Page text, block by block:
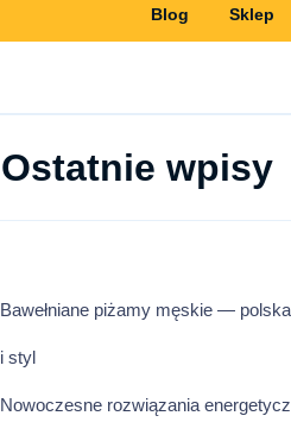
Blog Sklep
Ostatnie wpisy
Bawełniane piżamy męskie —
i styl
Nowoczesne rozwiązania